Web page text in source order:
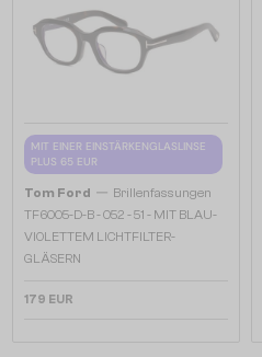
MIT EINER EINSTÄRKENGLASLINSE
PLUS 65 EUR
Tom Ford — Brillenfassungen
TF6005-D-B - 052 - 51 - MIT BLAU-
VIOLETTEM LICHTFILTER-
GLÄSERN
179 EUR